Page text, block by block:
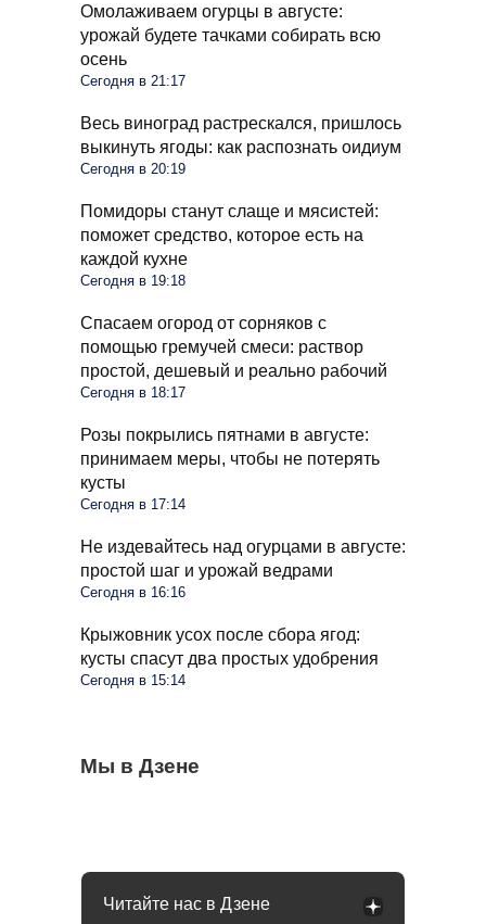
Омолаживаем огурцы в августе:
урожай будете тачками собирать всю
осень
Сегодня в 21:17
Весь виноград растрескался, пришлось
выкинуть ягоды: как распознать оидиум
Сегодня в 20:19
Помидоры станут слаще и мясистей:
поможет средство, которое есть на
каждой кухне
Сегодня в 19:18
Спасаем огород от сорняков с
помощью гремучей смеси: раствор
простой, дешевый и реально рабочий
Сегодня в 18:17
Розы покрылись пятнами в августе:
принимаем меры, чтобы не потерять
кусты
Сегодня в 17:14
Не издевайтесь над огурцами в августе:
простой шаг и урожай ведрами
Сегодня в 16:16
Крыжовник усох после сбора ягод:
кусты спасут два простых удобрения
Сегодня в 15:14
Мы в Дзене
Стиралка больше не прыгает по полу как
бешеная при отжиме: помог простой
С 1 сентября в РФ меняются правила
Омолаживаем огурцы в августе: урожай
Читайте нас в Дзене